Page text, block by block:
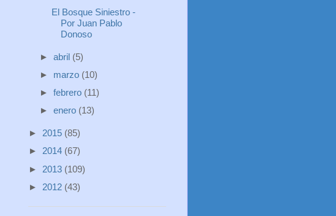
El Bosque Siniestro -
Por Juan Pablo
Donoso
► abril (5)
► marzo (10)
► febrero (11)
► enero (13)
► 2015 (85)
► 2014 (67)
► 2013 (109)
► 2012 (43)